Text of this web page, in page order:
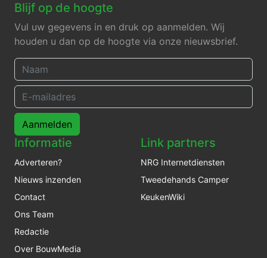
Blijf op de hoogte
Vul uw gegevens in en druk op aanmelden. Wij
houden u dan op de hoogte via onze nieuwsbrief.
Aanmelden
Informatie
Adverteren?
Nieuws inzenden
Contact
Ons Team
Redactie
Over BouwMedia
Link partners
NRG Internetdiensten
Tweedehands Camper
KeukenWiki